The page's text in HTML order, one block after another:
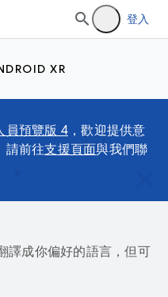
登入
XR
員預覽版 4 ，歡迎提供意
請前往支援頁面與我們聯
譯成你偏好的語言，但可